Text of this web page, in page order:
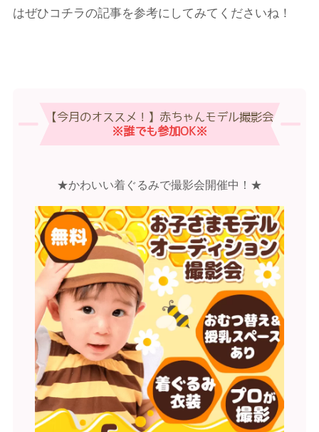
はぜひコチラの記事を参考にしてみてくださいね！
【今月のオススメ！】赤ちゃんモデル撮影会
※誰でも参加OK※
★かわいい着ぐるみで撮影会開催中！★